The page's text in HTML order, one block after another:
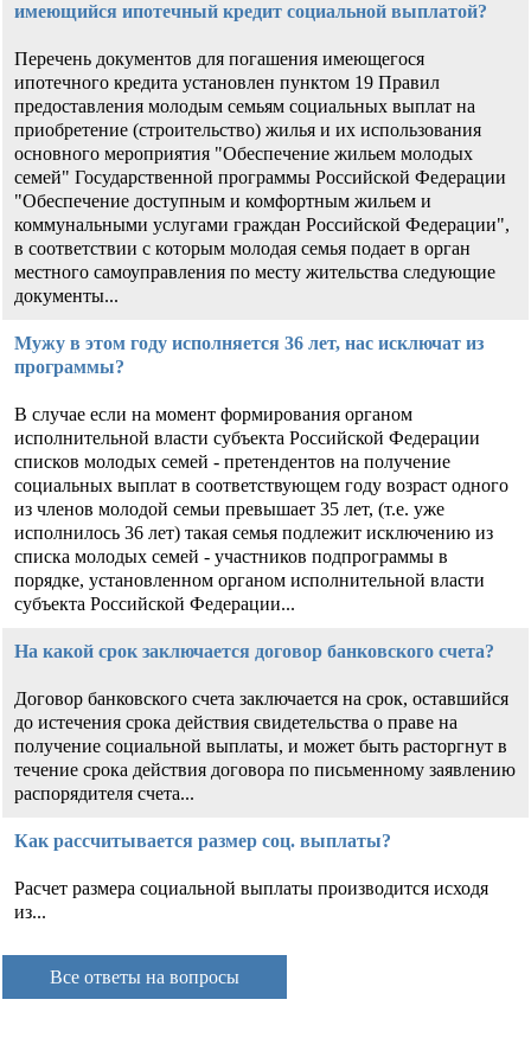
имеющийся ипотечный кредит социальной выплатой?
Перечень документов для погашения имеющегося
ипотечного кредита установлен пунктом 19 Правил
предоставления молодым семьям социальных выплат на
приобретение (строительство) жилья и их использования
основного мероприятия "Обеспечение жильем молодых
семей" Государственной программы Российской Федерации
"Обеспечение доступным и комфортным жильем и
коммунальными услугами граждан Российской Федерации",
в соответствии с которым молодая семья подает в орган
местного самоуправления по месту жительства следующие
документы...
Мужу в этом году исполняется 36 лет, нас исключат из
программы?
В случае если на момент формирования органом
исполнительной власти субъекта Российской Федерации
списков молодых семей - претендентов на получение
социальных выплат в соответствующем году возраст одного
из членов молодой семьи превышает 35 лет, (т.е. уже
исполнилось 36 лет) такая семья подлежит исключению из
списка молодых семей - участников подпрограммы в
порядке, установленном органом исполнительной власти
субъекта Российской Федерации...
На какой срок заключается договор банковского счета?
Договор банковского счета заключается на срок, оставшийся
до истечения срока действия свидетельства о праве на
получение социальной выплаты, и может быть расторгнут в
течение срока действия договора по письменному заявлению
распорядителя счета...
Как рассчитывается размер соц. выплаты?
Расчет размера социальной выплаты производится исходя
из...
Все ответы на вопросы